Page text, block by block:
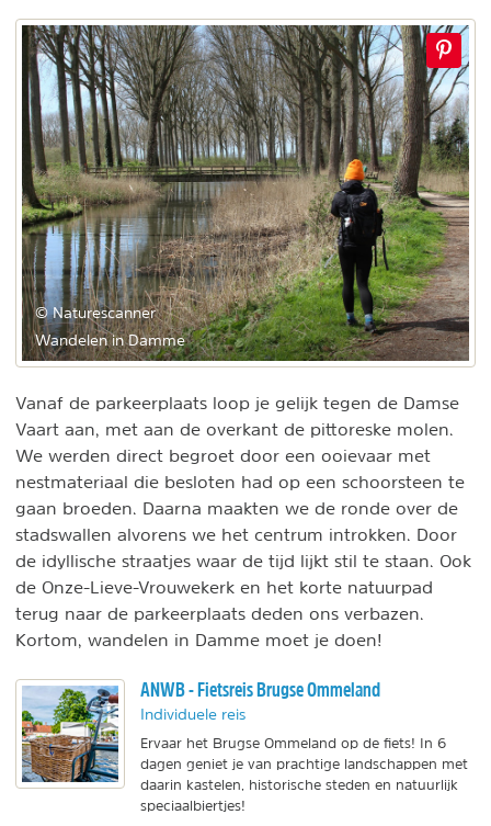
© Naturescanner
Wandelen in Damme
Vanaf de parkeerplaats loop je gelijk tegen de Damse
Vaart aan, met aan de overkant de pittoreske molen.
We werden direct begroet door een ooievaar met
nestmateriaal die besloten had op een schoorsteen te
gaan broeden. Daarna maakten we de ronde over de
stadswallen alvorens we het centrum introkken. Door
de idyllische straatjes waar de tijd lijkt stil te staan. Ook
de Onze-Lieve-Vrouwekerk en het korte natuurpad
terug naar de parkeerplaats deden ons verbazen.
Kortom, wandelen in Damme moet je doen!
ANWB - Fietsreis Brugse Ommeland
Individuele reis
Ervaar het Brugse Ommeland op de fiets! In 6
dagen geniet je van prachtige landschappen met
daarin kastelen, historische steden en natuurlijk
speciaalbiertjes!